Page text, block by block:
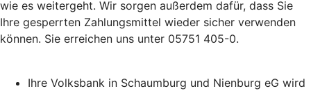
wie es weitergeht. Wir sorgen außerdem dafür, dass Sie
Ihre gesperrten Zahlungsmittel wieder sicher verwenden
können. Sie erreichen uns unter 05751 405-0.
Ihre Volksbank in Schaumburg und Nienburg eG wird